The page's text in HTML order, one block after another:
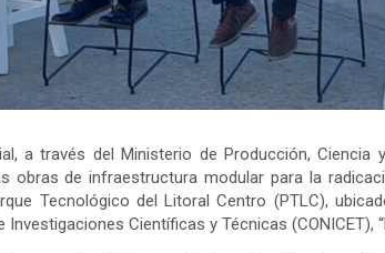
a través del Ministerio de Producción,
obras de infraestructura modular para la
Tecnológico del Litoral Centro (PTLC),
Científicas y Técnicas (CONICET),